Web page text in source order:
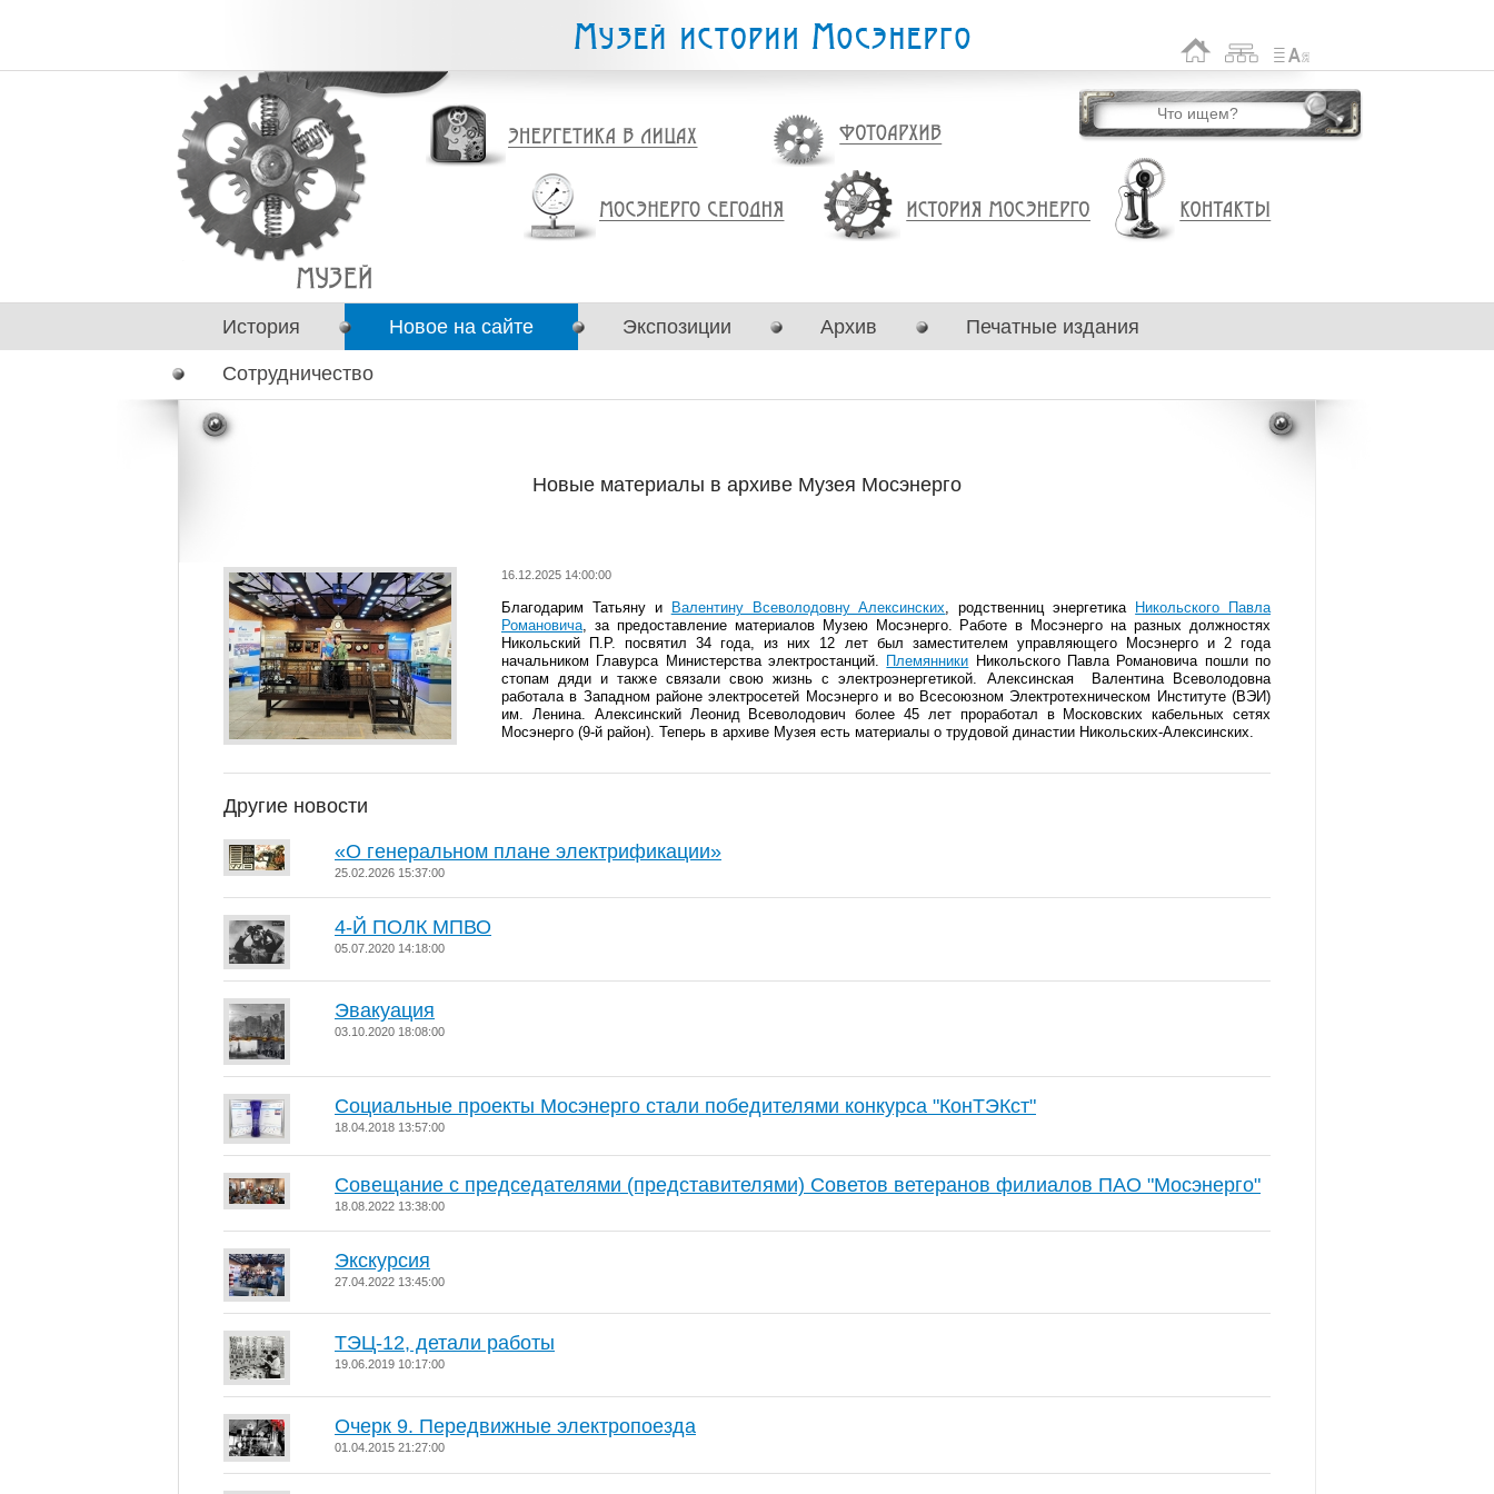
История Новое на сайте Экспозиции Архив Печатные издания
Сотрудничество
Новые материалы в архиве Музея Мосэнерго
16.12.2025 14:00:00
Благодарим Татьяну и Валентину Всеволодовну Алексинских, родственниц энергетика Никольского Павла
Романовича, за предоставление материалов Музею Мосэнерго. Работе в Мосэнерго на разных должностях
Никольский П.Р. посвятил 34 года, из них 12 лет был заместителем управляющего Мосэнерго и 2 года
начальником Главурса Министерства электростанций. Племянники Никольского Павла Романовича пошли по
стопам дяди и также связали свою жизнь с электроэнергетикой. Алексинская Валентина Всеволодовна
работала в Западном районе электросетей Мосэнерго и во Всесоюзном Электротехническом Институте (ВЭИ)
им. Ленина. Алексинский Леонид Всеволодович более 45 лет проработал в Московских кабельных сетях
Мосэнерго (9-й район). Теперь в архиве Музея есть материалы о трудовой династии Никольских-Алексинских.
Другие новости
«О генеральном плане электрификации»
25.02.2026 15:37:00
4-Й ПОЛК МПВО
05.07.2020 14:18:00
Эвакуация
03.10.2020 18:08:00
Социальные проекты Мосэнерго стали победителями конкурса "КонТЭКст"
18.04.2018 13:57:00
Совещание с председателями (представителями) Советов ветеранов филиалов ПАО "Мосэнерго"
18.08.2022 13:38:00
Экскурсия
27.04.2022 13:45:00
ТЭЦ-12, детали работы
19.06.2019 10:17:00
Очерк 9. Передвижные электропоезда
01.04.2015 21:27:00